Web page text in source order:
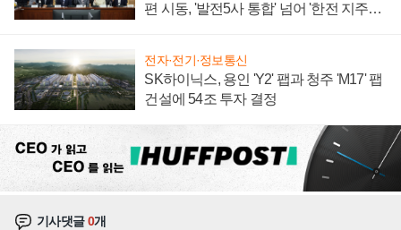
편 시동, '발전5사 통합' 넘어 '한전 지주사'
전자·전기·정보통신
SK하이닉스, 용인 'Y2' 팹과 청주 'M17' 팹
건설에 54조 투자 결정
기사댓글0개